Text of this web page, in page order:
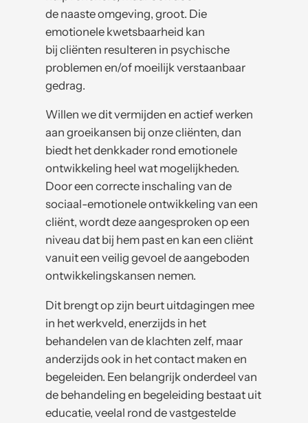
de naaste omgeving, groot. Die
emotionele kwetsbaarheid kan
bij cliënten resulteren in psychische
problemen en/of moeilijk verstaanbaar
gedrag.
Willen we dit vermijden en actief werken
aan groeikansen bij onze cliënten, dan
biedt het denkkader rond emotionele
ontwikkeling heel wat mogelijkheden.
Door een correcte inschaling van de
sociaal-emotionele ontwikkeling van een
cliënt, wordt deze aangesproken op een
niveau dat bij hem past en kan een cliënt
vanuit een veilig gevoel de aangeboden
ontwikkelingskansen nemen.
Dit brengt op zijn beurt uitdagingen mee
in het werkveld, enerzijds in het
behandelen van de klachten zelf, maar
anderzijds ook in het contact maken en
begeleiden. Een belangrijk onderdeel van
de behandeling en begeleiding bestaat uit
educatie, veelal rond de vastgestelde